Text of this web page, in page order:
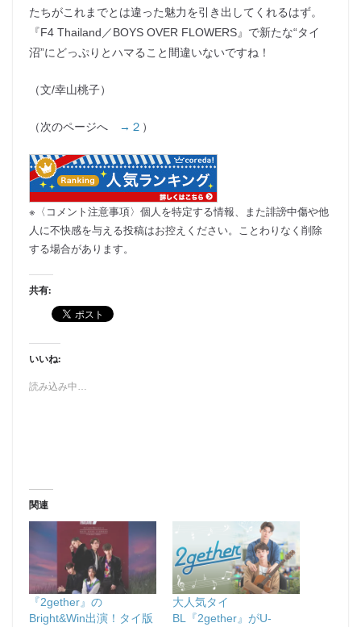
たちがこれまでとは違った魅力を引き出してくれるはず。
『F4 Thailand／BOYS OVER FLOWERS』で新たな“タイ
沼”にどっぷりとハマること間違いないですね！
（文/幸山桃子）
（次のページへ →２ ）
※〈コメント注意事項〉個人を特定する情報、また誹謗中傷や他
人に不快感を与える投稿はお控えください。ことわりなく削除
する場合があります。
共有:
いいね:
読み込み中…
関連
『2gether』の
Bright&Win出演！タイ版
大人気タイ
BL『2gether』がU-